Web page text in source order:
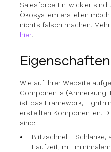
Salesforce-Entwickler
Ökosystem erstellen
nichts falsch machen.
hier.
Eigenschaften
Wie auf ihrer Website
Components
ist das Framework,
erstellten Komponenten.
sind:
Blitzschnell -
Laufzeit, mit